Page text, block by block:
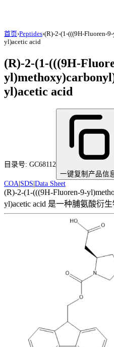
首页›Peptides›(R)-2-(1-(((9H-Fluoren-
yl)acetic acid
(R)-2-(1-(((9H-
yl)acetic acid
目录号: GC68112
一键复制产品信
COA SDS Data Sheet
(R)-2-(1-(((9H-Fluoren-9-
yl)acetic acid 是一种脯氨酸衍生